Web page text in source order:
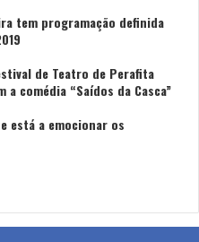
tem programação definida
de Teatro de Perafita
a comédia “Saídos da Casca”
está a emocionar os